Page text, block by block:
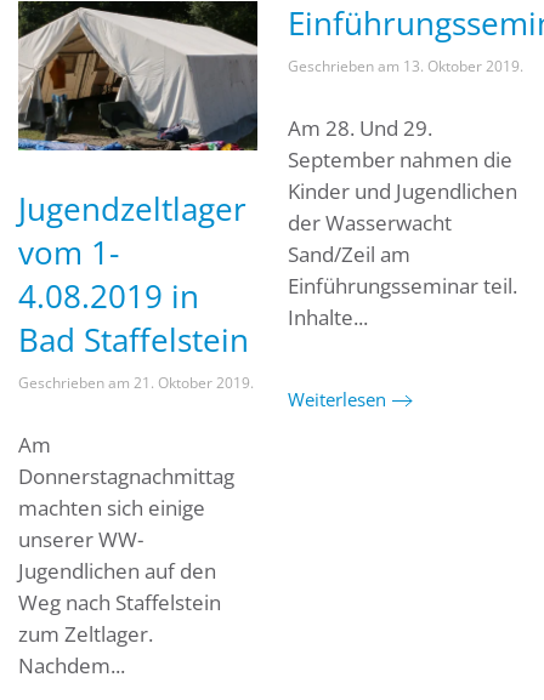
Jugendzeltlager
vom 1-
4.08.2019 in
Bad Staffelstein
Geschrieben am 21. Oktober 2019.
Am
Donnerstagnachmittag
machten sich einige
unserer WW-
Jugendlichen auf den
Weg nach Staffelstein
zum Zeltlager.
Nachdem...
Geschrieben am 13. Oktober 2019.
Am 28. Und 29.
September nahmen die
Kinder und Jugendlichen
der Wasserwacht
Sand/Zeil am
Einführungsseminar teil.
Inhalte...
Weiterlesen